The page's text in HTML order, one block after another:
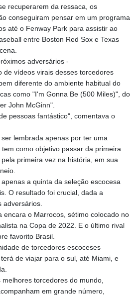
recuperarem da ressaca, os
conseguiram pensar em um programa
até o Fenway Park para assistir ao
entre Boston Red Sox e Texas
adversários -
de vídeos virais desses torcedores
diferente do ambiente habitual do
como "I'm Gonna Be (500 Miles)", do
John McGinn".
pessoas fantástico", comentava o
lembrada apenas por ter uma
como objetivo passar da primeira
primeira vez na história, em sua
a quinta da seleção escocesa
O resultado foi crucial, dada a
adversários.
encara o Marrocos, sétimo colocado no
na Copa de 2022. E o último rival
favorito Brasil.
de torcedores escoceses
de viajar para o sul, até Miami, e
torcedores do mundo,
em grande número,